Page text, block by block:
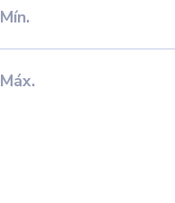
Mín.
Máx.